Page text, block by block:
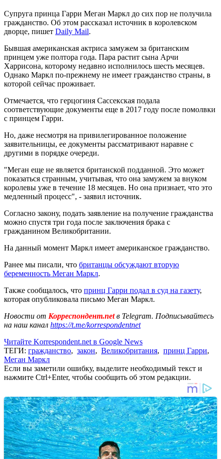
Супруга принца Гарри Меган Маркл до сих пор не получила
гражданство. Об этом рассказал источник в королевском
дворце, пишет Daily Mail.
Бывшая американская актриса замужем за британским
принцем уже полтора года. Пара растит сына Арчи
Харрисона, которому недавно исполнилось шесть месяцев.
Однако Маркл по-прежнему не имеет гражданство страны, в
которой сейчас проживает.
Отмечается, что герцогиня Сассекская подала
соответствующие документы еще в 2017 году после помолвки
с принцем Гарри.
Но, даже несмотря на привилегированное положение
заявительницы, ее документы рассматривают наравне с
другими в порядке очереди.
"Меган еще не является британской подданной. Это может
показаться странным, учитывая, что она замужем за внуком
королевы уже в течение 18 месяцев. Но она признает, что это
медленный процесс", - заявил источник.
Согласно закону, подать заявление на получение гражданства
можно спустя три года после заключения брака с
гражданином Великобритании.
На данный момент Маркл имеет американское гражданство.
Ранее мы писали, что британцы обсуждают вторую
беременность Меган Маркл.
Также сообщалось, что принц Гарри подал в суд на газету,
которая опубликовала письмо Меган Маркл.
Новости от Корреспондент.netв Telegram. Подписывайтесь
на наш канал https://t.me/korrespondentnet
Читайте Korrespondent.net в Google News
ТЕГИ: гражданство, закон, Великобритания, принц Гарри,
Меган Маркл
Если вы заметили ошибку, выделите необходимый текст и
нажмите Ctrl+Enter, чтобы сообщить об этом редакции.